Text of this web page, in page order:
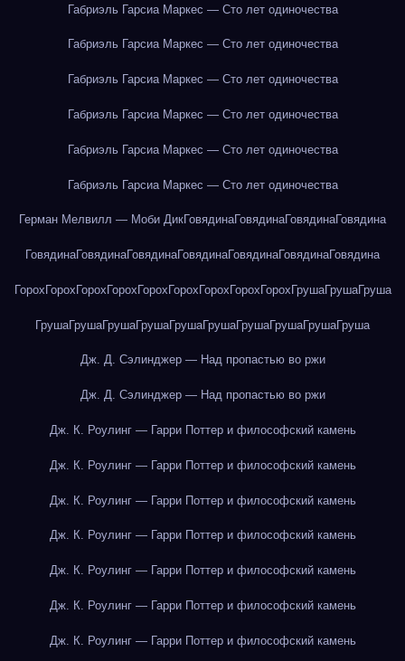
Габриэль Гарсиа Маркес — Сто лет одиночества
Габриэль Гарсиа Маркес — Сто лет одиночества
Габриэль Гарсиа Маркес — Сто лет одиночества
Габриэль Гарсиа Маркес — Сто лет одиночества
Габриэль Гарсиа Маркес — Сто лет одиночества
Габриэль Гарсиа Маркес — Сто лет одиночества
Герман Мелвилл — Моби ДикГовядинаГовядинаГовядинаГовядина
ГовядинаГовядинаГовядинаГовядинаГовядинаГовядинаГовядина
Горох Горох Горох Горох Горох Горох Горох Горох Горох ГрушаГрушаГруша
ГрушаГрушаГрушаГрушаГрушаГрушаГрушаГрушаГрушаГруша
Дж. Д. Сэлинджер — Над пропастью во ржи
Дж. Д. Сэлинджер — Над пропастью во ржи
Дж. К. Роулинг — Гарри Поттер и философский камень
Дж. К. Роулинг — Гарри Поттер и философский камень
Дж. К. Роулинг — Гарри Поттер и философский камень
Дж. К. Роулинг — Гарри Поттер и философский камень
Дж. К. Роулинг — Гарри Поттер и философский камень
Дж. К. Роулинг — Гарри Поттер и философский камень
Дж. К. Роулинг — Гарри Поттер и философский камень